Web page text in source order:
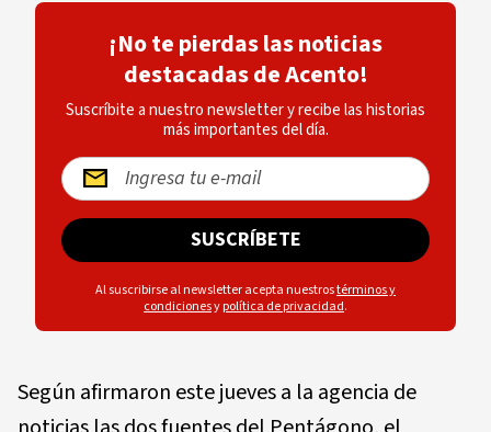
¡No te pierdas las noticias
destacadas de Acento!
Suscríbite a nuestro newsletter y recibe las historias
más importantes del día.
SUSCRÍBETE
Al suscribirse al newsletter acepta nuestrostérminos y
condicionesypolítica de privacidad.
Según afirmaron este jueves a la agencia de